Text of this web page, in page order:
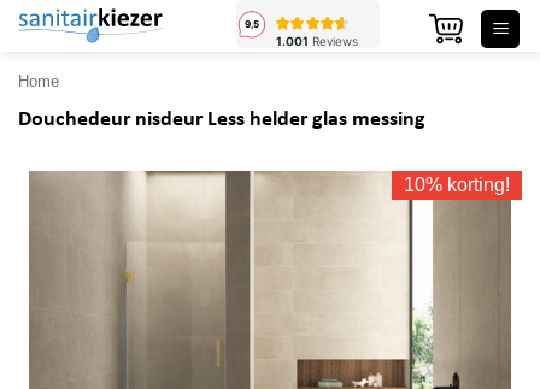
Ga
inhoud
Home
Douchedeur nisdeur Less helder glas messing
10% korting!